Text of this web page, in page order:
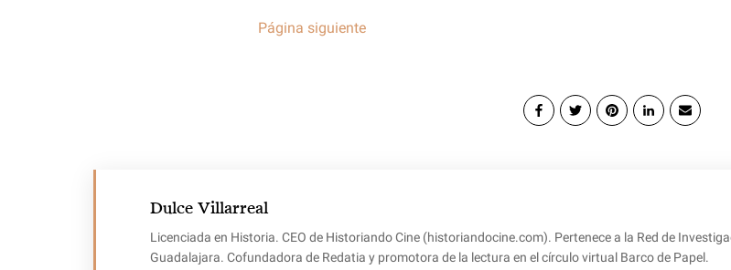
Página siguiente
Dulce Villarreal
Licenciada en Historia. CEO de Historiando Cine (historiandocine.com). Pertenece a la Red de
Guadalajara. Cofundadora de Redatia y promotora de la lectura en el círculo virtual Barco de Papel.